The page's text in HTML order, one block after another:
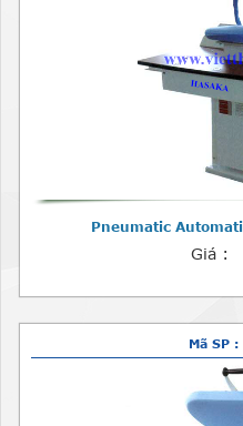
Pneumatic
Giá :
Mã SP :